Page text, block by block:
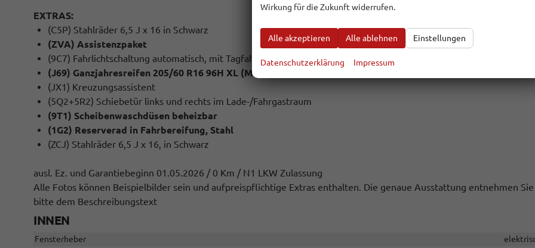
EXTRAS:
(C5P) Stahlräder 6,5 J x 16 in Schwarz
(ZVA) Assistenzpaket
(9C7) Fahrlichtschaltung automatisch, mit Tagfahrlicht
(J69) Ganzjahresreifen 205/60 R16 96H XL (M+S Kennung inkl. Schneeflocke)
(JX1) Kreuzungsassistent
(5Q2+5R2) Schiebetür links und rechts im Lade-/Fahrgastraum
(9T1) Scheibenwaschdüsen beheizbar
(1G2) Reserverad in Fahrbereifung, Stahl
(ZCJ) Stahlräder 6,5 J x 16, in Schwarz
ausl. Ez. und Garantiebeginn 01.05.2026 / 0 Km / N1 LKW Zulassung
Alle Fotos können Beispielbilder sein und aufpreispflichtige Extras enthalten. Die genaue Ausstattung entnehmen Sie
bitte dem Beschreibungstext
INNEN
Fensterheber
Wirkung für die Zukunft widerrufen.
Alle akzeptieren Alle ablehnen Einstellungen
Datenschutzerklärung Impressum